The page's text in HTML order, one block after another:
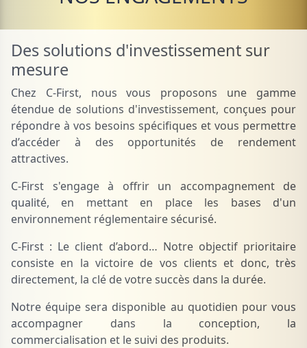
Des solutions d'investissement sur
mesure
Chez C-First, nous vous proposons une gamme
étendue de solutions d'investissement, conçues pour
répondre à vos besoins spécifiques et vous permettre
d’accéder à des opportunités de rendement
attractives.
C-First s'engage à offrir un accompagnement de
qualité, en mettant en place les bases d'un
environnement réglementaire sécurisé.
C-First : Le client d’abord… Notre objectif prioritaire
consiste en la victoire de vos clients et donc, très
directement, la clé de votre succès dans la durée.
Notre équipe sera disponible au quotidien pour vous
accompagner dans la conception, la
commercialisation et le suivi des produits.